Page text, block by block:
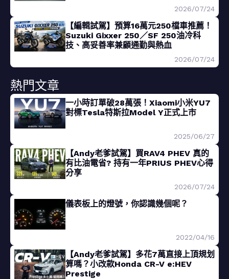
2026/07/24
【編輯試駕】預算16萬元250檔車推薦！
Suzuki Gixxer 250／SF 250油冷科
技、高妥善率兼顧通勤與熱血
2026/07/24
熱門文章
一小時訂單破28萬張！Xiaomi小米YU7
對標Tesla特斯拉Model Y正式上市
2025/06/27
【Andy老爹試駕】買RAV4 PHEV 真的
有比油電省? 持有一年PRIUS PHEV心得
分享
2026/07/24
儀表板上的燈號，你認識幾個呢？
2022/04/16
【Andy老爹試駕】多花7萬直接上頂規划
算嗎？小改款Honda CR-V e:HEV
Prestige